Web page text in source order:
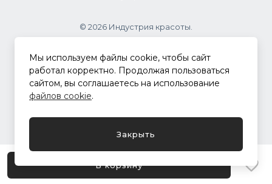
В корзину
© 2026 Индустрия красоты.
.
Политика конфиденциальности
Мы используем файлы cookie, чтобы сайт
работал корректно. Продолжая пользоваться
сайтом, вы соглашаетесь на использование
файлов cookie.
Закрыть